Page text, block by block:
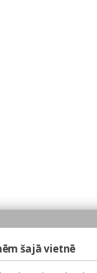
šajā vietnē